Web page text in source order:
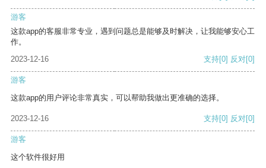
游客
这款app的客服非常专业，遇到问题总是能够及时解决，让我能够安心工
作。
2023-12-16
支持[0] 反对[0]
游客
这款app的用户评论非常真实，可以帮助我做出更准确的选择。
2023-12-16 支持[0] 反对[0]
游客
这个软件很好用